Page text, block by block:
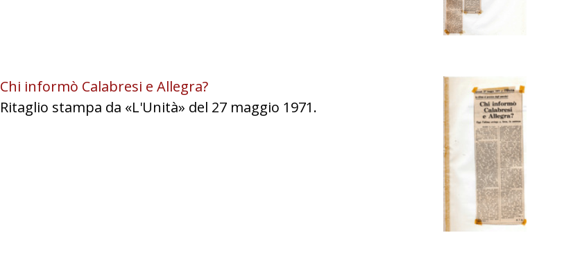
Chi informò Calabresi e Allegra?
Ritaglio stampa da «L'Unità» del 27 maggio 1971.